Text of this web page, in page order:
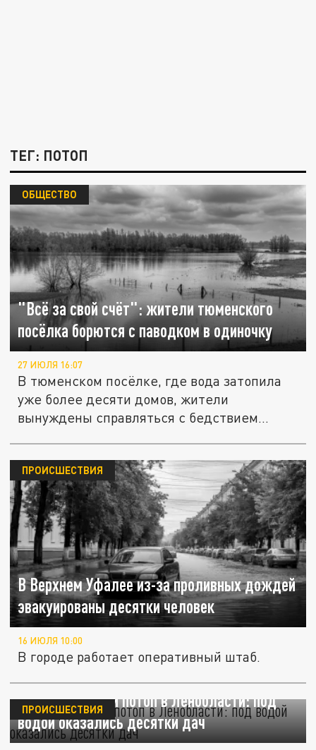
ТЕГ: ПОТОП
"Всё за свой счёт": жители тюменского
посёлка борются с паводком в одиночку
ОБЩЕСТВО
27 ИЮЛЯ 16:07
В тюменском посёлке, где вода затопила
уже более десяти домов, жители
вынуждены справляться с бедствием...
В Верхнем Уфалее из-за проливных дождей
эвакуированы десятки человек
ПРОИСШЕСТВИЯ
16 ИЮЛЯ 10:00
В городе работает оперативный штаб.
Бобры устроили потоп в Ленобласти: под
водой оказались десятки дач
ПРОИСШЕСТВИЯ